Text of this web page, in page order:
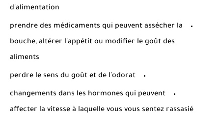
d'alimentation
prendre des médicaments qui peuvent assécher la
bouche, altérer l'appétit ou modifier le goût des
aliments
perdre le sens du goût et de l'odorat
changements dans les hormones qui peuvent
affecter la vitesse à laquelle vous vous sentez rassasié